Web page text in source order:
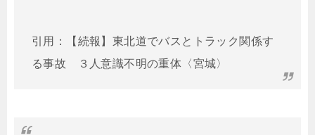
引用：【続報】東北道でバスとトラック関係す
る事故 ３人意識不明の重体〈宮城〉